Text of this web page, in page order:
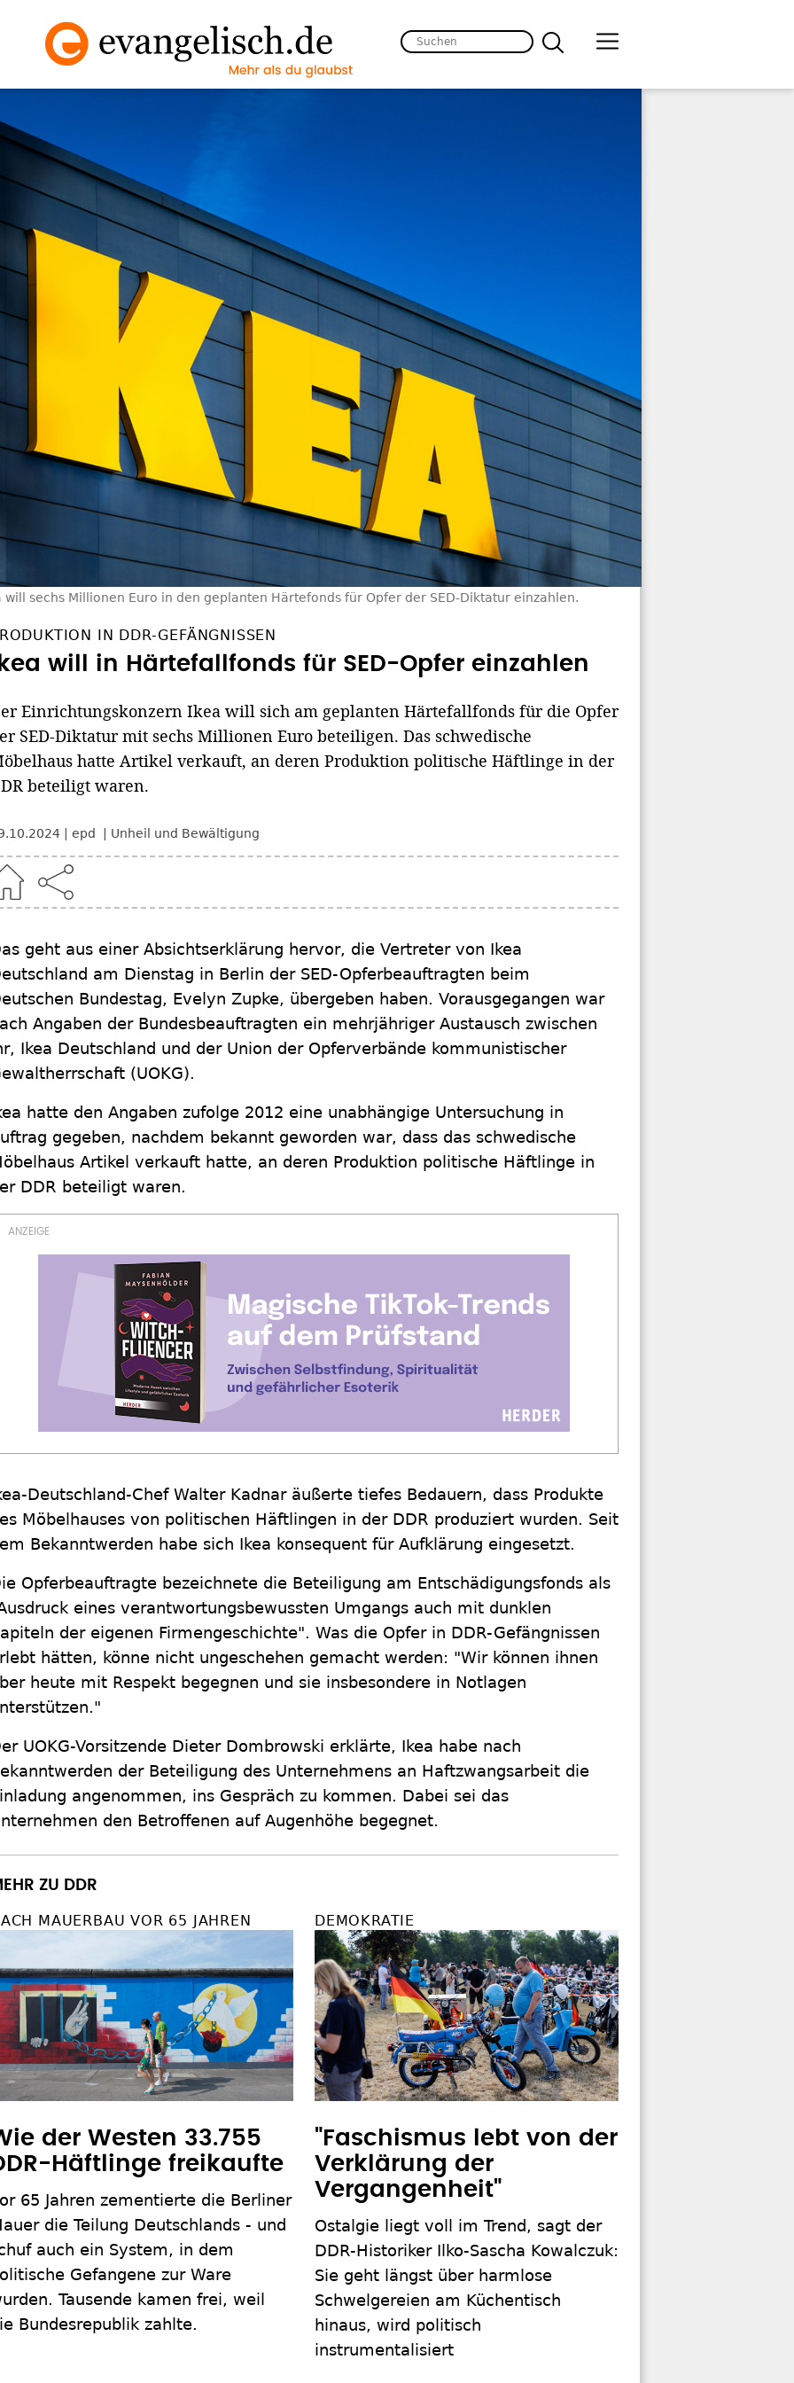
will sechs Millionen Euro in den geplanten Härtefonds für Opfer der SED-Diktatur einzahlen.
IN DDR-GEFÄNGNISSEN
Ikea will in Härtefallfonds für SED-Opfer einzahlen
Einrichtungskonzern Ikea will sich am geplanten Härtefallfonds für die Opfer
SED-Diktatur mit sechs Millionen Euro beteiligen. Das schwedische
hatte Artikel verkauft, an deren Produktion politische Häftlinge in der
beteiligt waren.
epd Unheil und Bewältigung
geht aus einer Absichtserklärung hervor, die Vertreter von Ikea
am Dienstag in Berlin der SED-Opferbeauftragten beim
Bundestag, Evelyn Zupke, übergeben haben. Vorausgegangen war
Angaben der Bundesbeauftragten ein mehrjähriger Austausch zwischen
Ikea Deutschland und der Union der Opferverbände kommunistischer
(UOKG).
hatte den Angaben zufolge 2012 eine unabhängige Untersuchung in
gegeben, nachdem bekannt geworden war, dass das schwedische
Artikel verkauft hatte, an deren Produktion politische Häftlinge in
DDR beteiligt waren.
Deutschland-Chef Walter Kadnar äußerte tiefes Bedauern, dass Produkte
Möbelhauses von politischen Häftlingen in der DDR produziert wurden. Seit
Bekanntwerden habe sich Ikea konsequent für Aufklärung eingesetzt.
Opferbeauftragte bezeichnete die Beteiligung am Entschädigungsfonds als
eines verantwortungsbewussten Umgangs auch mit dunklen
der eigenen Firmengeschichte". Was die Opfer in DDR-Gefängnissen
hätten, könne nicht ungeschehen gemacht werden: "Wir können ihnen
heute mit Respekt begegnen und sie insbesondere in Notlagen
UOKG-Vorsitzende Dieter Dombrowski erklärte, Ikea habe nach
der Beteiligung des Unternehmens an Haftzwangsarbeit die
angenommen, ins Gespräch zu kommen. Dabei sei das
den Betroffenen auf Augenhöhe begegnet.
ZU DDR
MAUERBAU VOR 65 JAHREN
der Westen 33.755
Häftlinge freikaufte
65 Jahren zementierte die Berliner
die Teilung Deutschlands - und
auch ein System, in dem
Gefangene zur Ware
Tausende kamen frei, weil
Bundesrepublik zahlte.
DEMOKRATIE
"Faschismus lebt von der
Verklärung der
Vergangenheit"
Ostalgie liegt voll im Trend, sagt der
DDR-Historiker Ilko-Sascha Kowalczuk:
Sie geht längst über harmlose
Schwelgereien am Küchentisch
hinaus, wird politisch
instrumentalisiert